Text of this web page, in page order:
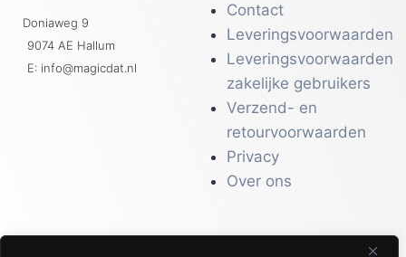
Doniaweg 9
9074 AE Hallum
E: info@magicdat.nl
Contact
Leveringsvoorwaarden
Leveringsvoorwaarden
zakelijke gebruikers
Verzend- en
retourvoorwaarden
Privacy
Over ons